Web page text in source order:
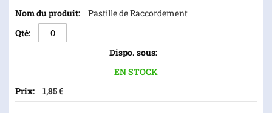
Pastille de Raccordement
EN STOCK
1,85 €